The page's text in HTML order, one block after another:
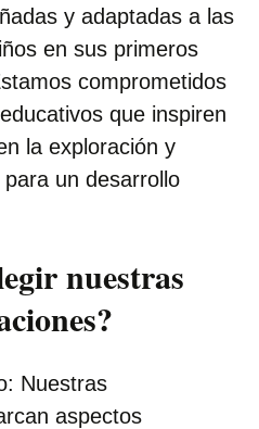
y adaptadas a las
en sus primeros
comprometidos
que inspiren
la exploración y
un desarrollo
nuestras
Nuestras
aspectos